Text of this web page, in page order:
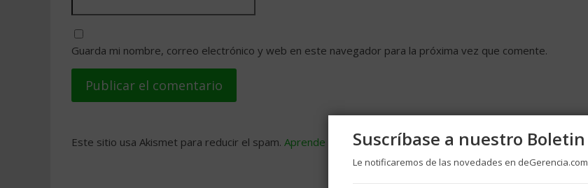
Guarda mi nombre, correo electrónico y web en este navegador para la próxima vez que comente.
Este sitio usa Akismet para reducir el spam. Aprende cómo se procesan los datos de tus comentarios.
Suscríbase a nuestro Boletin
Le notificaremos de las novedades en deGerencia.com